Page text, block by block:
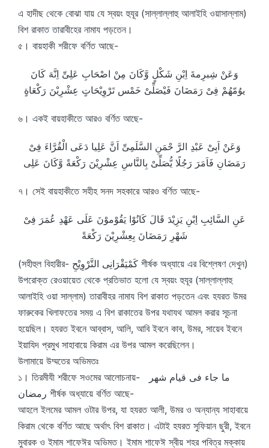
এ হাদীছ থেকে বোঝা যায় যে স্বয়ং হুযূর (সাল্লাল্লাহু আলাইহি ওয়াসাল্লাম)
বিশ রাকাত তারাবীহের নামায পড়তেন।
৫। বায়হাকী শরীফে বর্ণিত আছে-
وَعَنْ شِبرِمةَ اِبْنِ شَكْلٍ وَّكَانَ مِنْ اصْحَابِ عَلِىِّ اِنَّهَ كَانَ
يوُمّهُمْ فِىْ رَمَضَانَ فَيْصَلِّىْ خَمْس تَرْوِيْحَاتٍ عِشْرِيْنَ رَكْعَاةٍ
৬। একই বায়হাকীতে আরও বর্ণিত আছে-
وَعَنْ اَبِىْ عَبْدِ الرَّ حْمَنِ السَّلَمِىِّ اَنَّ عَلِيا دَعَى الْقُرَّاءَ فِىْ
رَمَضَانِ فَاَمَرَ رَجُلًا يُّصَلِّىْ بِالنَّاسِ عِشْرِيْنَ رَكْعَةً وَّكَانَ عَلِى
৭। সেই বায়হাকীতে সহীহ সনদ সহকারে আরও বর্ণিত আছে-
عَنِ السَّائِبِ اِبْنِ يَزِيْدَ قَالَ كَانُوْا يَقُوْموْنَ عَلَى عَهْدِ عُمَرَ فِىْ
شَهْرِ رَمَضَانَ بِعِشْرِيْنَ رَكْعَةً
(সহীহুল বিহারীর- كَمْيَقْرَانِى التَّرْوِيْحِ শীর্ষক অধ্যায়ে এর বিশ্লেষণ দেখুন)
উপরোক্ত রেওয়ায়েত থেকে প্রতিভাত হলো যে স্বয়ং হুযূর (সাল্লাল্লাহু
আলাইহি ওয়া সাল্লাম) তারাবীহর নামায বিশ রাকাত পড়তেন এবং হযরত উমর
ফারুকের খিলাফতের সময় এ বিশ রাকাতের উপর যথাযথ আমল করার সূচনা
হয়েছিল। হযরত ইবনে আব্বাস, আলি, আবি ইবনে কাব, উমর, সায়েব ইবনে
ইয়াযিদ প্রমুখ সাহাবায়ে কিরাম এর উপর আমল করেছিলেন।
উলামায়ে উম্মতের অভিমতঃ
১। তিরমীযী শরীফে সওমের আলোচনায়- ما جاء فى قيام شهر
رمضان শীর্ষক অধ্যায়ে বর্ণিত আছে-
আহলে ইলমের আমল ওটার উপর, যা হযরত আলী, উমর ও অন্যান্য সাহাবায়ে
কিরাম থেকে বর্ণিত আছে অর্থাৎ বিশ রাকাত। এটাই হযরত সুফিয়ান ছুরী, ইবনে
মুবারক ও ইমাম শাফেঈর অভিমত। ইমাম শাফেঈ স্বীয় শহর পবিত্র মক্কায়